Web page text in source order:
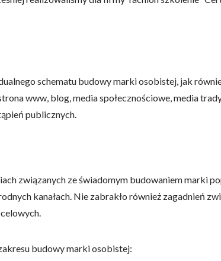
schematu budowy marki osobistej, jak
www, blog, media społecznościowe, media
publicznych.
związanych ze świadomym budowaniem marki
kanałach. Nie zabrakło również zagadnień
budowy marki osobistej: